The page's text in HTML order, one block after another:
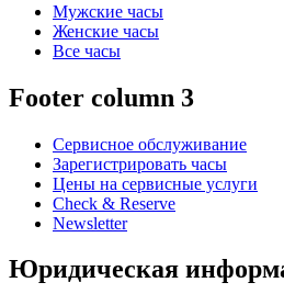
Мужские часы
Женские часы
Все часы
Footer column 3
Сервисное обслуживание
Зарегистрировать часы
Цены на сервисные услуги
Check & Reserve
Newsletter
Юридическая